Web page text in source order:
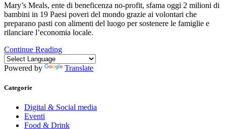
Mary’s Meals, ente di beneficenza no-profit, sfama oggi 2 milioni di
bambini in 19 Paesi poveri del mondo grazie ai volontari che
preparano pasti con alimenti del luogo per sostenere le famiglie e
rilanciare l’economia locale.
Continue Reading
Powered by Translate
Categorie
Digital & Social media
Eventi
Food & Drink